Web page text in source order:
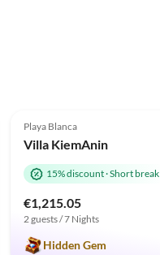
Playa Blanca
Villa KiemAnin
15% discount·Short break
€1,215.05
2 guests / 7 Nights
Hidden Gem